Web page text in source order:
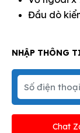
Đầu dò
NHẬP THÔNG
Chat